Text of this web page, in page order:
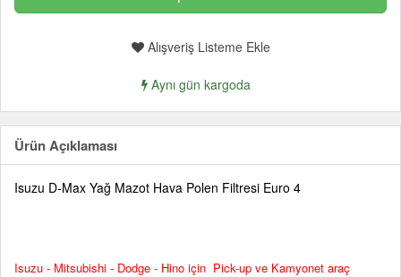
Alışveriş Listeme Ekle
Aynı gün kargoda
Ürün Açıklaması
Isuzu D-Max Yağ Mazot Hava Polen Filtresi Euro 4
Isuzu - Mitsubishi - Dodge - Hino için Pick-up ve Kamyonet araç